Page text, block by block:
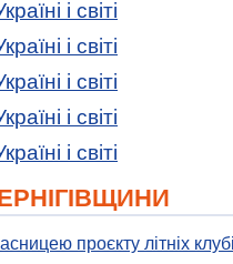
і світі
і світі
і світі
і світі
і світі
проєкту літніх